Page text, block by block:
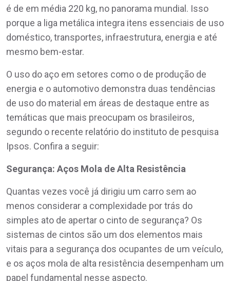
é de em média 220 kg, no panorama mundial. Isso
porque a liga metálica integra itens essenciais de uso
doméstico, transportes, infraestrutura, energia e até
mesmo bem-estar.
O uso do aço em setores como o de produção de
energia e o automotivo demonstra duas tendências
de uso do material em áreas de destaque entre as
temáticas que mais preocupam os brasileiros,
segundo o recente relatório do instituto de pesquisa
Ipsos. Confira a seguir:
Segurança: Aços Mola de Alta Resistência
Quantas vezes você já dirigiu um carro sem ao
menos considerar a complexidade por trás do
simples ato de apertar o cinto de segurança? Os
sistemas de cintos são um dos elementos mais
vitais para a segurança dos ocupantes de um veículo,
e os aços mola de alta resistência desempenham um
papel fundamental nesse aspecto.